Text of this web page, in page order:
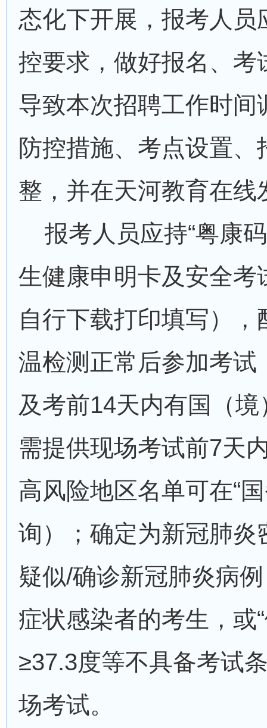
态化下开展，报考人
控要求，做好报名、
导致本次招聘工作时
防控措施、考点设置
整，并在天河教育在线
报考人员应持“粤康码
生健康申明卡及安全
自行下载打印填写）
温检测正常后参加考
及考前14天内有国（
需提供现场考试前7天
高风险地区名单可在“
询）；确定为新冠肺
疑似/确诊新冠肺炎病
症状感染者的考生，或
≥37.3度等不具备考试
场考试。